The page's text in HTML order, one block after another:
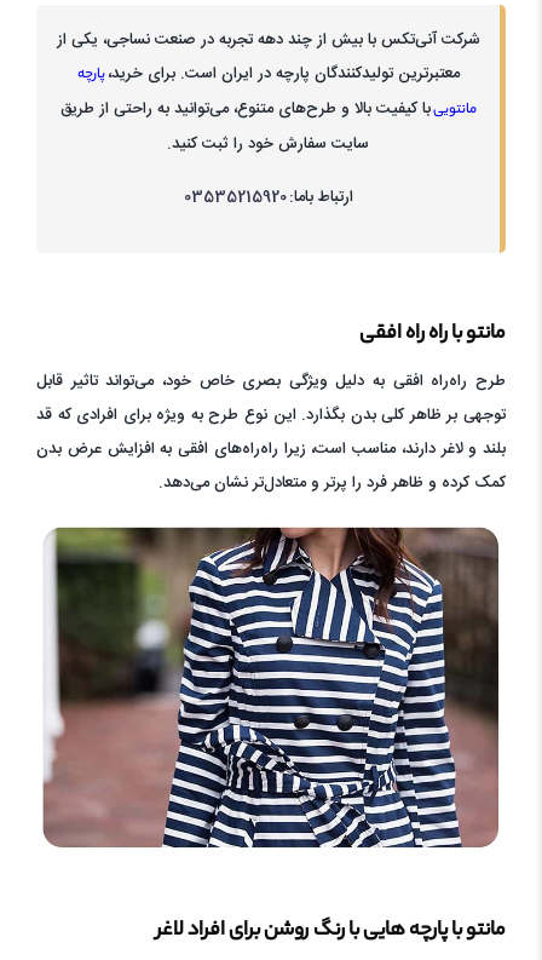
شرکت آنی‌تکس با بیش از چند دهه تجربه در صنعت نساجی، یکی از
معتبرترین تولیدکنندگان پارچه در ایران است. برای خرید،پارچه
مانتوییبا کیفیت بالا و طرح‌های متنوع، می‌توانید به راحتی از طریق
سایت سفارش خود را ثبت کنید.
ارتباط باما:03535215920
مانتو با راه راه افقی
طرح راه‌راه افقی به دلیل ویژگی بصری خاص خود، می‌تواند تاثیر قابل
توجهی بر ظاهر کلی بدن بگذارد. این نوع طرح به ویژه برای افرادی که قد
بلند و لاغر دارند، مناسب است، زیرا راه‌راه‌های افقی به افزایش عرض بدن
کمک کرده و ظاهر فرد را پرتر و متعادل‌تر نشان می‌دهد.
مانتو با پارچه هایی با رنگ روشن برای افراد لاغر